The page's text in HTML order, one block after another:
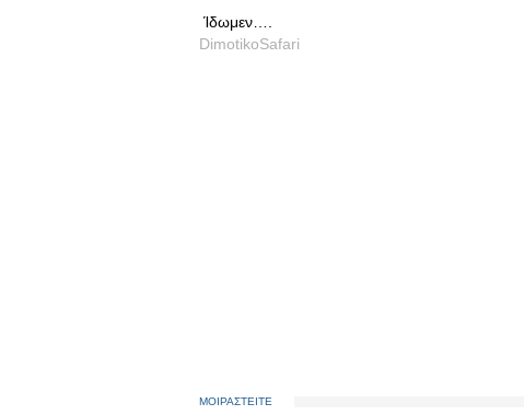
Ίδωμεν….
DimotikoSafari
ΜΟΙΡΑΣΤΕΙΤΕ